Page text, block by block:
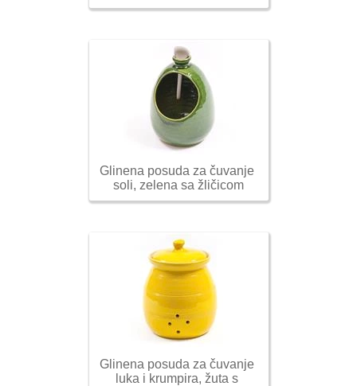
Glinena posuda za čuvanje
soli, zelena sa žličicom
Glinena posuda za čuvanje
luka i krumpira, žuta s